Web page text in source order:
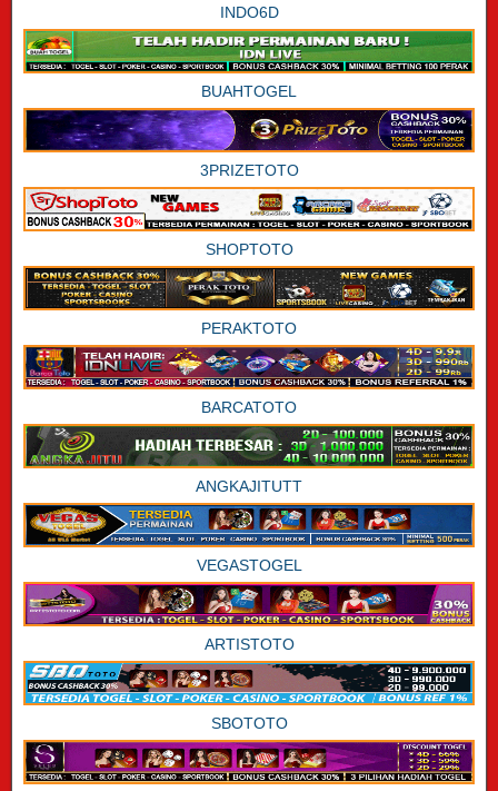
INDO6D
BUAHTOGEL
3PRIZETOTO
SHOPTOTO
PERAKTOTO
BARCATOTO
ANGKAJITUTT
VEGASTOGEL
ARTISTOTO
SBOTOTO